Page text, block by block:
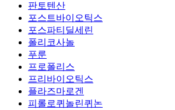
판토텐산
포스트바이오틱스
포스파티딜세린
폴리코사놀
푸룬
프로폴리스
프리바이오틱스
플라즈마로겐
피롤로퀴놀린퀴논